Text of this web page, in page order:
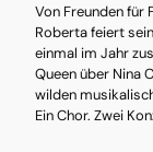
Von Freunden für
Roberta feiert
einmal im Jahr
Queen über Nina
wilden
Ein Chor. Zwei